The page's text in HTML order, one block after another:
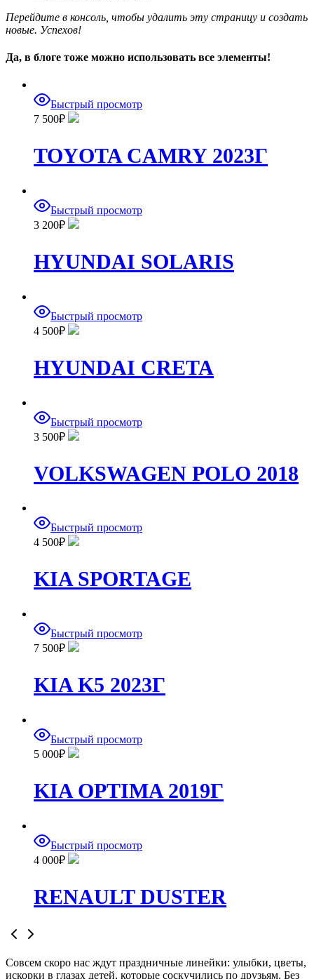
Перейдите в консоль, чтобы удалить эту страницу и создать
новые. Успехов!
Да, в блоге тоже можно использовать все элементы!
Быстрый просмотр
7 500₽
TOYOTA CAMRY 2023Г
Быстрый просмотр
3 200₽
HYUNDAI SOLARIS
Быстрый просмотр
4 500₽
HYUNDAI CRETA
Быстрый просмотр
3 500₽
VOLKSWAGEN POLO 2018
Быстрый просмотр
4 500₽
KIA SPORTAGE
Быстрый просмотр
7 500₽
KIA K5 2023Г
Быстрый просмотр
5 000₽
KIA OPTIMA 2019Г
Быстрый просмотр
4 000₽
RENAULT DUSTER
Совсем скоро нас ждут праздничные линейки: улыбки, цветы,
искорки в глазах детей, которые соскучились по друзьям. Без